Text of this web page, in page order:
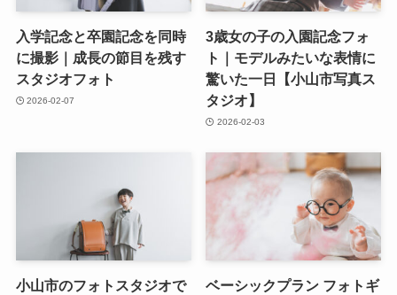
入学記念と卒園記念を同時
に撮影｜成長の節目を残す
スタジオフォト
2026-02-07
3歳女の子の入園記念フォ
ト｜モデルみたいな表情に
驚いた一日【小山市写真ス
タジオ】
2026-02-03
小山市のフォトスタジオで
ベーシックプラン フォトギ